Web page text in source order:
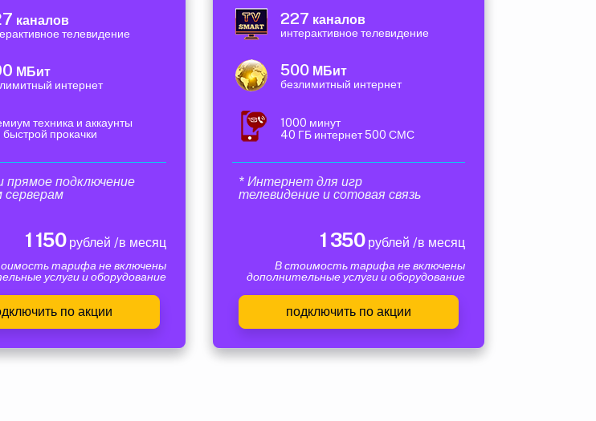
каналов
телевидение
МБит
интернет
техника и аккаунты
быстрой прокачки
прямое подключение
серверам
1 150рублей /в месяц
тарифа не включены
услуги и оборудование
по акции
227 каналов
интерактивное телевидение
500 МБит
безлимитный интернет
1000 минут
40 ГБ интернет 500 СМС
* Интернет для игр
телевидение и сотовая связь
1 350рублей /в месяц
В стоимость тарифа не включены
дополнительные услуги и оборудование
подключить по акции